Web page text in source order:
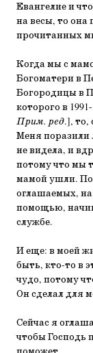
Евангелие и
на весы, то она
прочитанных
Когда мы с
Богоматери в
Богородицы в
которого в
Прим. ред.], то,
Меня поразили
не видела, и
потому что мы
мамой ушли.
оглашаемых,
помощью,
службе.
И еще: в моей
быть, кто-то в
чудо, потому
Он сделал для
Сейчас я
чтобы Господь